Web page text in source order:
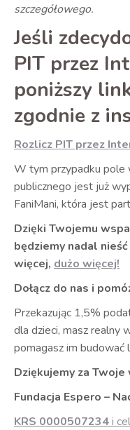
szczegółowego.
Jeśli
PIT przez
poniższy
zgodnie z
Rozlicz PIT przez
W tym przypadku pole
publicznego jest już
FaniMani, która jest
Dzięki Twojemu
będziemy nadal
więcej, dużo więcej!
Dołącz do nas i
Przekazując 1,5%
dla dzieci, masz realny
pomagasz im budować
Dziękujemy za Twoje
Fundacja Espero –
KRS 0000507234i